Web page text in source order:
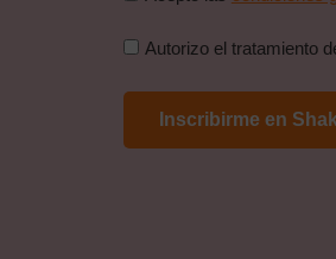
generales
Consentimiento
Autorizo el tratamiento